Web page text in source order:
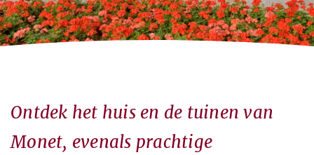
Ontdek het huis en de tuinen van
Monet, evenals prachtige